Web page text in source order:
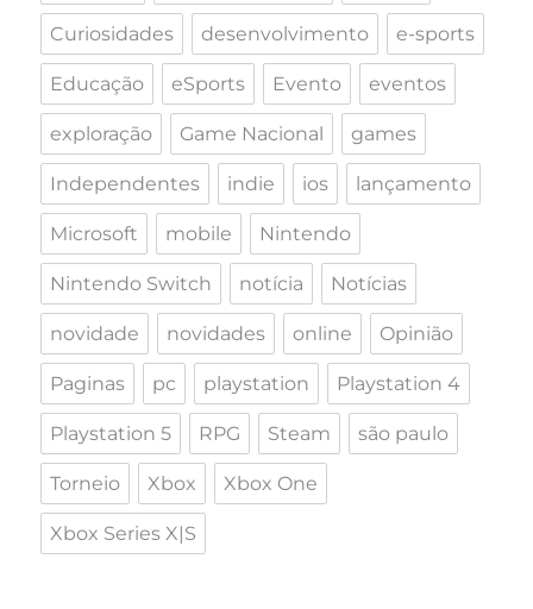
Curiosidades desenvolvimento e-sports
Educação eSports Evento eventos
exploração Game Nacional games
Independentes indie ios lançamento
Microsoft mobile Nintendo
Nintendo Switch notícia Notícias
novidade novidades online Opinião
Paginas pc playstation Playstation 4
Playstation 5 RPG Steam são paulo
Torneio Xbox Xbox One
Xbox Series X|S